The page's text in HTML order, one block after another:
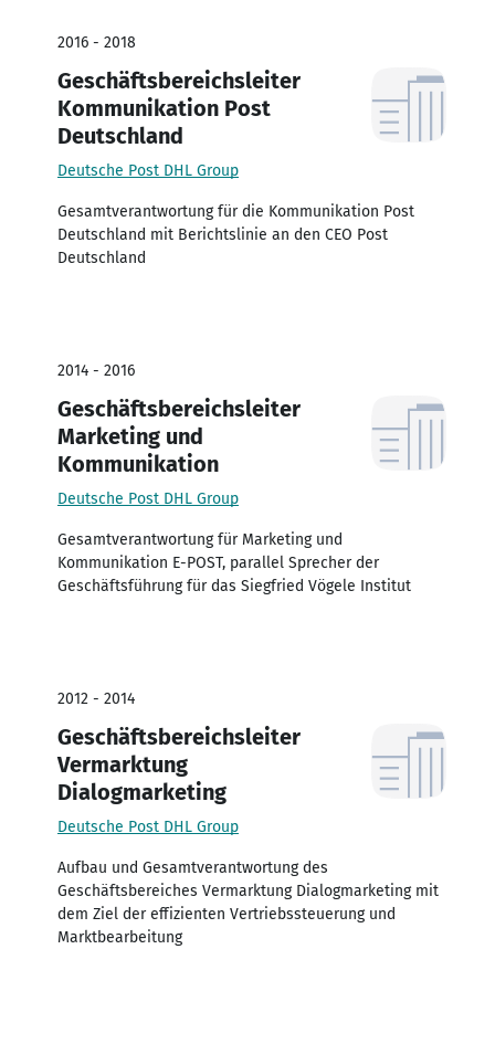
2016 - 2018
Geschäftsbereichsleiter
Kommunikation Post
Deutschland
Deutsche Post DHL Group
Gesamtverantwortung für die Kommunikation Post
Deutschland mit Berichtslinie an den CEO Post
Deutschland
2014 - 2016
Geschäftsbereichsleiter
Marketing und
Kommunikation
Deutsche Post DHL Group
Gesamtverantwortung für Marketing und
Kommunikation E-POST, parallel Sprecher der
Geschäftsführung für das Siegfried Vögele Institut
2012 - 2014
Geschäftsbereichsleiter
Vermarktung
Dialogmarketing
Deutsche Post DHL Group
Aufbau und Gesamtverantwortung des
Geschäftsbereiches Vermarktung Dialogmarketing mit
dem Ziel der effizienten Vertriebssteuerung und
Marktbearbeitung